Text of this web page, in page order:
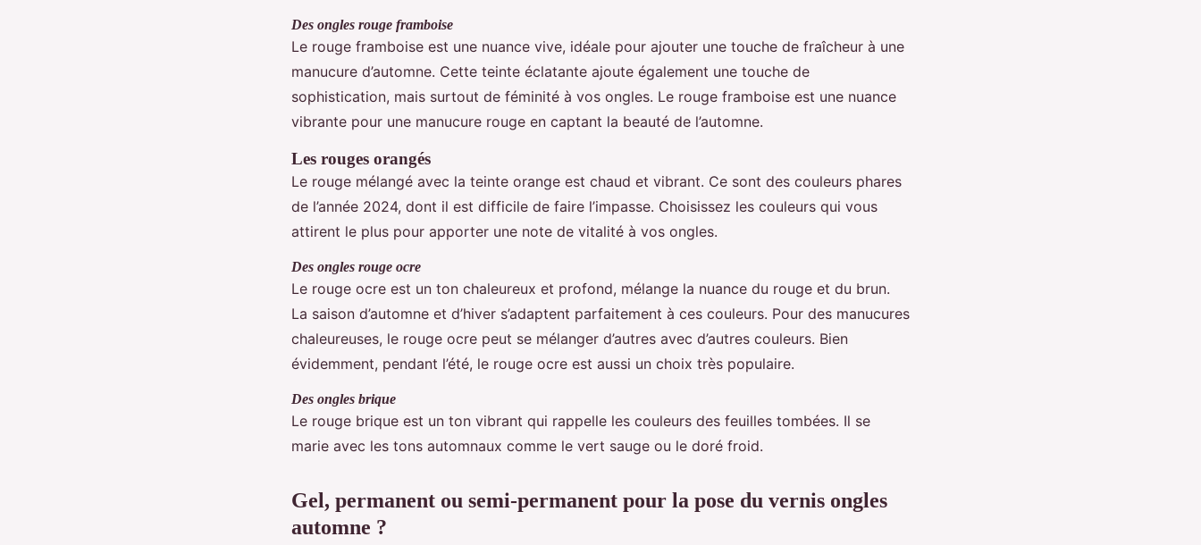
Des ongles rouge framboise
Le rouge framboise est une nuance vive, idéale pour ajouter une touche de fraîcheur à une
manucure d’automne. Cette teinte éclatante ajoute également une touche de
sophistication, mais surtout de féminité à vos ongles. Le rouge framboise est une nuance
vibrante pour une manucure rouge en captant la beauté de l’automne.
Les rouges orangés
Le rouge mélangé avec la teinte orange est chaud et vibrant. Ce sont des couleurs phares
de l’année 2024, dont il est difficile de faire l’impasse. Choisissez les couleurs qui vous
attirent le plus pour apporter une note de vitalité à vos ongles.
Des ongles rouge ocre
Le rouge ocre est un ton chaleureux et profond, mélange la nuance du rouge et du brun.
La saison d’automne et d’hiver s’adaptent parfaitement à ces couleurs. Pour des manucures
chaleureuses, le rouge ocre peut se mélanger d’autres avec d’autres couleurs. Bien
évidemment, pendant l’été, le rouge ocre est aussi un choix très populaire.
Des ongles brique
Le rouge brique est un ton vibrant qui rappelle les couleurs des feuilles tombées. Il se
marie avec les tons automnaux comme le vert sauge ou le doré froid.
Gel, permanent ou semi-permanent pour la pose du vernis ongles
automne ?